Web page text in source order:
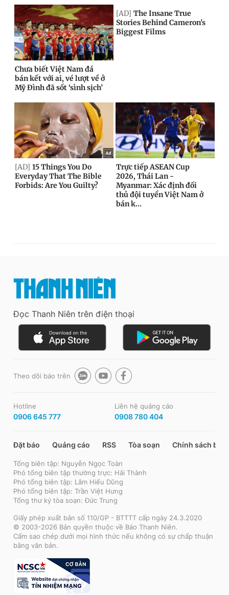
Đọc Thanh Niên trên điện thoại
Theo dõi báo trên
Hotline
0906 645 777
Liên hệ quảng cáo
0908 780 404
Đặt báo Quảng cáo RSS Tòa soạn Chính sách bảo
Tổng biên tập: Nguyễn Ngọc Toàn
Phó tổng biên tập thường trực: Hải Thành
Phó tổng biên tập: Lâm Hiếu Dũng
Phó tổng biên tập: Trần Việt Hưng
Tổng thư ký tòa soạn: Đức Trung
Giấy phép xuất bản số 110/GP - BTTTT cấp ngày 24.3.2020
© 2003-2026 Bản quyền thuộc về Báo Thanh Niên.
Cấm sao chép dưới mọi hình thức nếu không có sự chấp thuận
bằng văn bản.